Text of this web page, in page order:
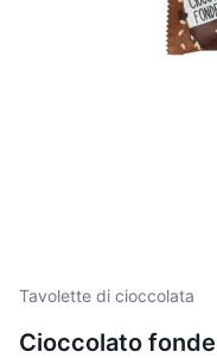
Tavolette di cioccolata
Cioccolato